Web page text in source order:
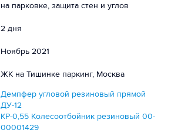
на парковке, защита стен и углов
2 дня
Ноябрь 2021
ЖК на Тишинке паркинг, Москва
Демпфер угловой резиновый прямой
ДУ-12
КР-0,55 Колесоотбойник резиновый 00-
00001429